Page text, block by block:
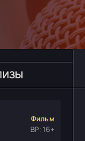
Фильм
ВР: 16+